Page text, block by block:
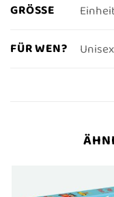
GRÖSSE
FÜR WEN? Unisex